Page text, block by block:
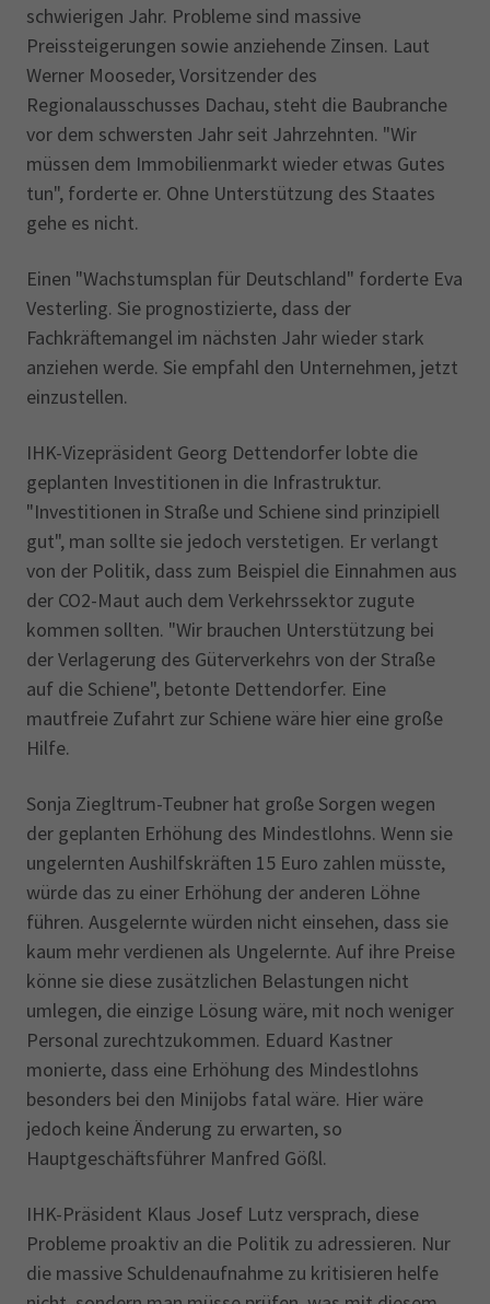
schwierigen Jahr. Probleme sind massive
Preissteigerungen sowie anziehende Zinsen. Laut
Werner Mooseder, Vorsitzender des
Regionalausschusses Dachau, steht die Baubranche
vor dem schwersten Jahr seit Jahrzehnten. "Wir
müssen dem Immobilienmarkt wieder etwas Gutes
tun", forderte er. Ohne Unterstützung des Staates
gehe es nicht.
Einen "Wachstumsplan für Deutschland" forderte Eva
Vesterling. Sie prognostizierte, dass der
Fachkräftemangel im nächsten Jahr wieder stark
anziehen werde. Sie empfahl den Unternehmen, jetzt
einzustellen.
IHK-Vizepräsident Georg Dettendorfer lobte die
geplanten Investitionen in die Infrastruktur.
"Investitionen in Straße und Schiene sind prinzipiell
gut", man sollte sie jedoch verstetigen. Er verlangt
von der Politik, dass zum Beispiel die Einnahmen aus
der CO2-Maut auch dem Verkehrssektor zugute
kommen sollten. "Wir brauchen Unterstützung bei
der Verlagerung des Güterverkehrs von der Straße
auf die Schiene", betonte Dettendorfer. Eine
mautfreie Zufahrt zur Schiene wäre hier eine große
Hilfe.
Sonja Ziegltrum-Teubner hat große Sorgen wegen
der geplanten Erhöhung des Mindestlohns. Wenn sie
ungelernten Aushilfskräften 15 Euro zahlen müsste,
würde das zu einer Erhöhung der anderen Löhne
führen. Ausgelernte würden nicht einsehen, dass sie
kaum mehr verdienen als Ungelernte. Auf ihre Preise
könne sie diese zusätzlichen Belastungen nicht
umlegen, die einzige Lösung wäre, mit noch weniger
Personal zurechtzukommen. Eduard Kastner
monierte, dass eine Erhöhung des Mindestlohns
besonders bei den Minijobs fatal wäre. Hier wäre
jedoch keine Änderung zu erwarten, so
Hauptgeschäftsführer Manfred Gößl.
IHK-Präsident Klaus Josef Lutz versprach, diese
Probleme proaktiv an die Politik zu adressieren. Nur
die massive Schuldenaufnahme zu kritisieren helfe